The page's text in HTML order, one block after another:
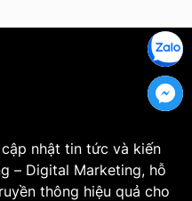
nhật tin tức và kiến
– Digital Marketing, hỗ
thông hiệu quả cho